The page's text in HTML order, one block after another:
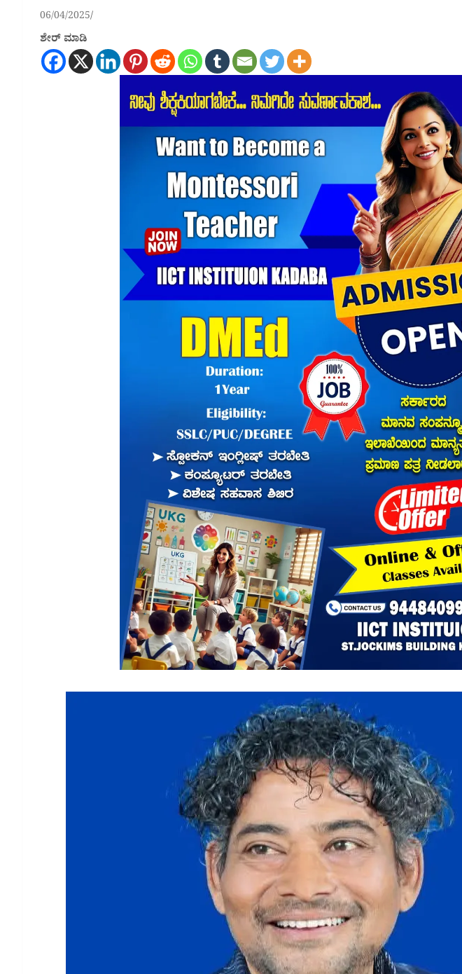
06/04/2025
ಶೇರ್ ಮಾಡಿ